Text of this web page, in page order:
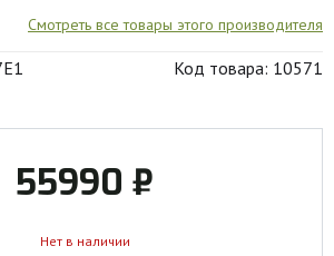
Смотреть все товары этого производителя
Код товара: 10571
55990 ₽
Нет в наличии